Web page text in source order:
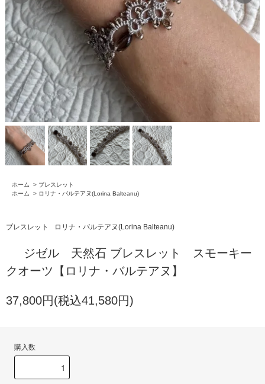
ホーム > ブレスレット
ホーム
> ロリナ・バルテアヌ(Lorina Balteanu)
ブレスレット ロリナ・バルテアヌ(Lorina Balteanu)
ジゼル 天然石 ブレスレット スモーキー
クオーツ【ロリナ・バルテアヌ】
37,800円(税込41,580円)
購入数